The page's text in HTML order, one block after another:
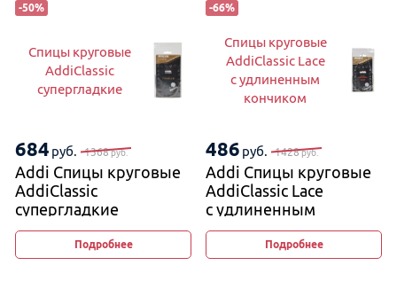
-50%
Спицы круговые
AddiClassic
супергладкие
684 руб. 1368руб.
Addi Спицы круговые
AddiClassic
супергладкие
Подробнее
-66%
Спицы круговые
AddiClassic Lace
с удлиненным
кончиком
486 руб. 1428руб.
Addi Спицы круговые
AddiClassic Lace
с удлиненным
кончиком
Подробнее